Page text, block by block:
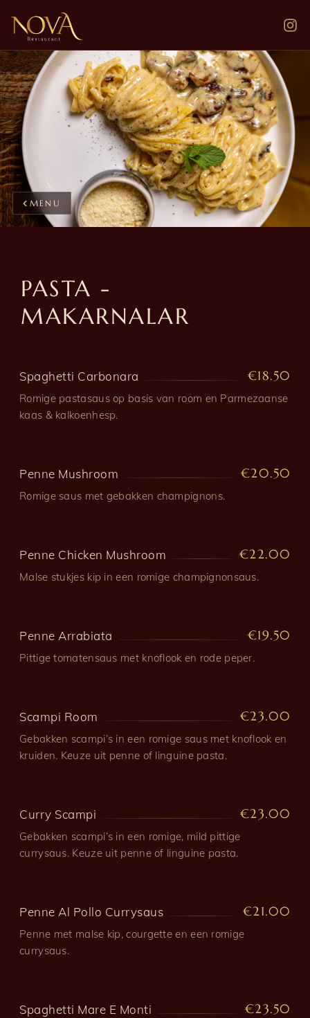
MENU
PASTA -
MAKARNALAR
Spaghetti Carbonara €18.50
Romige pastasaus op basis van room en Parmezaanse
kaas & kalkoenhesp.
Penne Mushroom €20.50
Romige saus met gebakken champignons.
Penne Chicken Mushroom €22.00
Malse stukjes kip in een romige champignonsaus.
Penne Arrabiata €19.50
Pittige tomatensaus met knoflook en rode peper.
Scampi Room €23.00
Gebakken scampi’s in een romige saus met knoflook en
kruiden. Keuze uit penne of linguine pasta.
Curry Scampi €23.00
Gebakken scampi’s in een romige, mild pittige
currysaus. Keuze uit penne of linguine pasta.
Penne Al Pollo Currysaus €21.00
Penne met malse kip, courgette en een romige
currysaus.
Spaghetti Mare E Monti €23.50